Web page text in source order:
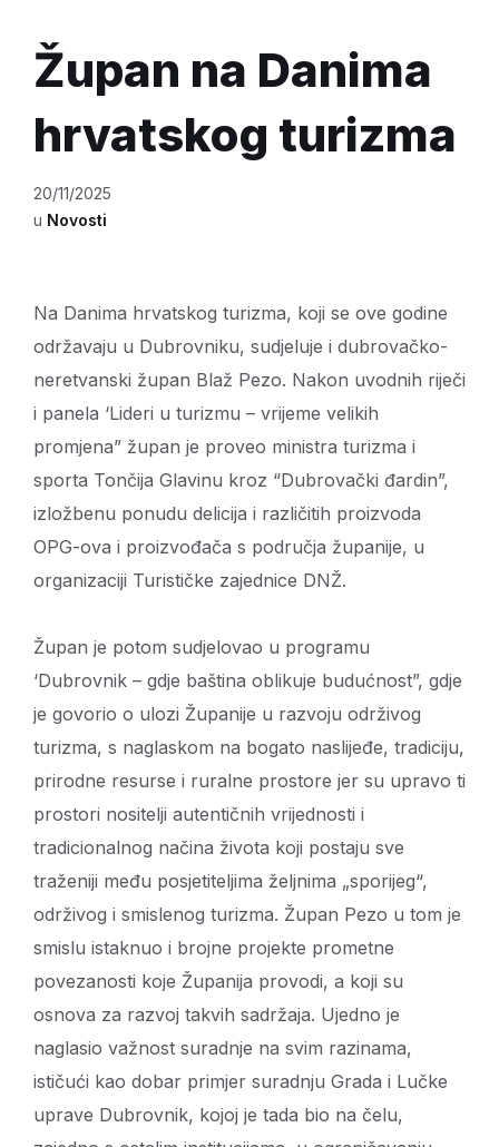
Župan na Danima
hrvatskog turizma
20/11/2025
u Novosti
Na Danima hrvatskog turizma, koji se ove godine
održavaju u Dubrovniku, sudjeluje i dubrovačko-
neretvanski župan Blaž Pezo. Nakon uvodnih riječi
i panela ‘Lideri u turizmu – vrijeme velikih
promjena” župan je proveo ministra turizma i
sporta Tončija Glavinu kroz “Dubrovački đardin”,
izložbenu ponudu delicija i različitih proizvoda
OPG-ova i proizvođača s područja županije, u
organizaciji Turističke zajednice DNŽ.
Župan je potom sudjelovao u programu
‘Dubrovnik – gdje baština oblikuje budućnost”, gdje
je govorio o ulozi Županije u razvoju održivog
turizma, s naglaskom na bogato naslijeđe, tradiciju,
prirodne resurse i ruralne prostore jer su upravo ti
prostori nositelji autentičnih vrijednosti i
tradicionalnog načina života koji postaju sve
traženiji među posjetiteljima željnima „sporijeg“,
održivog i smislenog turizma. Župan Pezo u tom je
smislu istaknuo i brojne projekte prometne
povezanosti koje Županija provodi, a koji su
osnova za razvoj takvih sadržaja. Ujedno je
naglasio važnost suradnje na svim razinama,
ističući kao dobar primjer suradnju Grada i Lučke
uprave Dubrovnik, kojoj je tada bio na čelu,